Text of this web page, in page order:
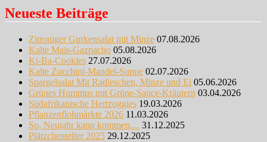
Neueste Beiträge
Zitroniger Gurkensalat mit Minze 07.08.2026
Kalte Mais-Gazpacho 05.08.2026
Ki-Ba-Cookies 27.07.2026
Kalte Zucchini-Mandel-Suppe 02.07.2026
Spargelsalat Mit Radieschen, Minze und Ei 05.06.2026
Grünes Hummus mit Grüne-Sauce-Kräutern 03.04.2026
Südafrikanische Hertzoggies 19.03.2026
Pflanzenflohmärkte 2026 11.03.2026
So, Neujahr kann kommen… 31.12.2025
Plätzchenteller 2025 29.12.2025